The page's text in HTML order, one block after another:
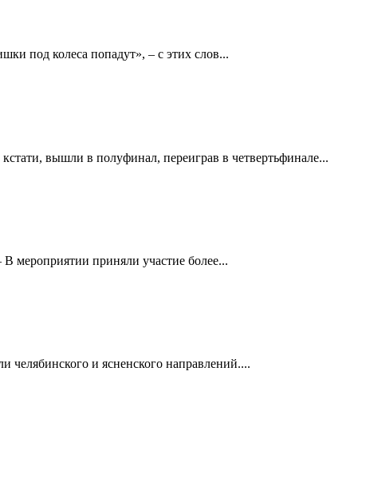
под колеса попадут», – с этих слов...
вышли в полуфинал, переиграв в четвертьфинале...
мероприятии приняли участие более...
челябинского и ясненского направлений....